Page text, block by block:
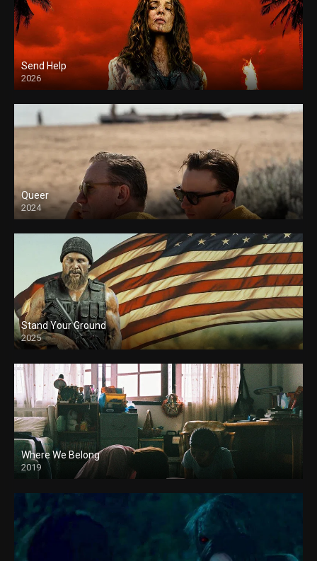
Send Help
2026
Queer
2024
Stand Your Ground
2025
Where We Belong
2019